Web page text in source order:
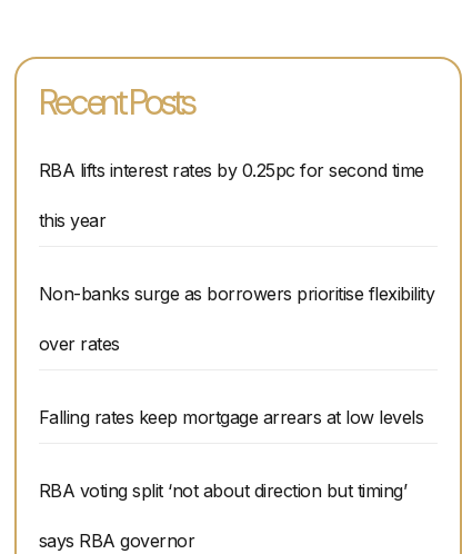
Recent Posts
RBA lifts interest rates by 0.25pc for second time
this year
Non-banks surge as borrowers prioritise flexibility
over rates
Falling rates keep mortgage arrears at low levels
RBA voting split ‘not about direction but timing’
says RBA governor